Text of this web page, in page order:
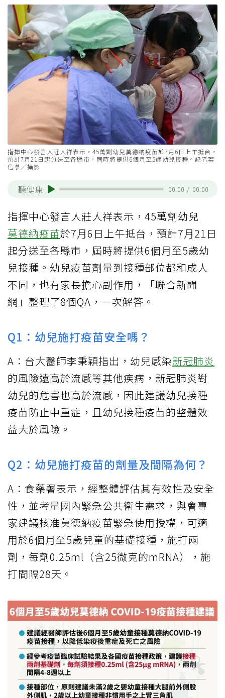
指揮中心發言人莊人祥表示，45萬劑幼兒莫德納疫苗於7月6日上午抵台，
預計7月21日起分送至各縣市，屆時將提供6個月至5歲幼兒接種。記者葉
信菉／攝影
聽健康 00:00 / 00:00
指揮中心發言人莊人祥表示，45萬劑幼兒
莫德納疫苗於7月6日上午抵台，預計7月21日
起分送至各縣市，屆時將提供6個月至5歲幼
兒接種。幼兒疫苗劑量到接種部位都和成人
不同，也有家長擔心副作用，「聯合新聞
網」整理了8個QA，一次解答。
Q1：幼兒施打疫苗安全嗎？
A：台大醫師李秉穎指出，幼兒感染新冠肺炎
的風險遠高於流感等其他疾病，新冠肺炎對
幼兒的危害也高於流感，因此建議幼兒接種
疫苗防止中重症，且幼兒接種疫苗的整體效
益大於風險。
Q2：幼兒施打疫苗的劑量及間隔為何？
A：食藥署表示，經整體評估其有效性及安全
性，並考量國內緊急公共衛生需求，與會專
家建議核准莫德納疫苗緊急使用授權，可適
用於6個月至5歲兒童的基礎接種，施打兩
劑，每劑0.25ml（含25微克的mRNA），施
打間隔28天。